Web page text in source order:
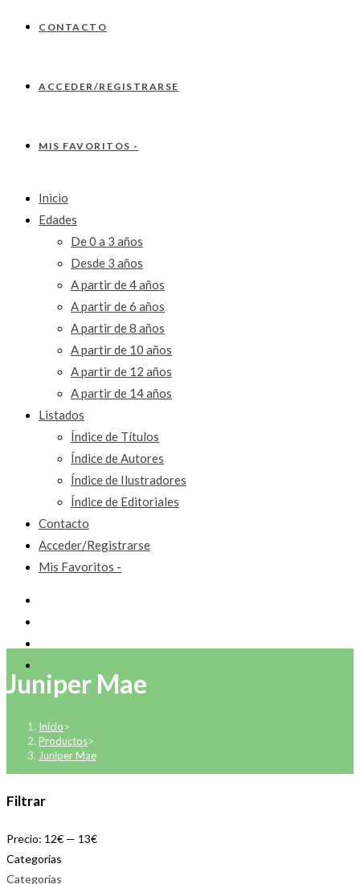
CONTACTO
ACCEDER/REGISTRARSE
MIS FAVORITOS -
Inicio
Edades
De 0 a 3 años
Desde 3 años
A partir de 4 años
A partir de 6 años
A partir de 8 años
A partir de 10 años
A partir de 12 años
A partir de 14 años
Listados
Índice de Títulos
Índice de Autores
Índice de Ilustradores
Índice de Editoriales
Contacto
Acceder/Registrarse
Mis Favoritos -
Juniper Mae
Inicio>
Productos>
Juniper Mae
Filtrar
Precio: 12€ — 13€
Categorías
Categorías